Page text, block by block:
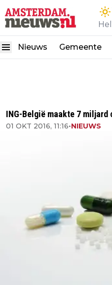
Nieuws Gemeente
ING-België maakte 7 miljard
01 OKT 2016, 11:16•NIEUWS